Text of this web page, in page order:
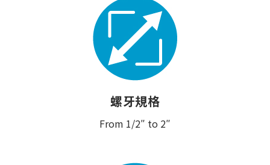
螺牙規格
From 1/2″ to 2″